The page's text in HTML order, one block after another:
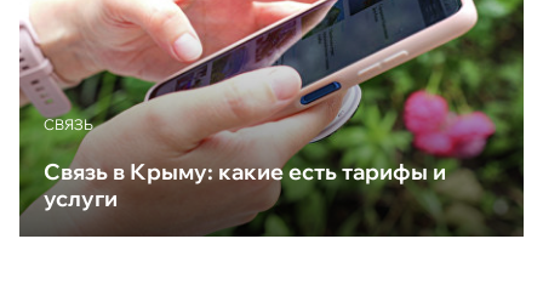
CВЯЗЬ
Связь в Крыму: какие есть тарифы и
услуги